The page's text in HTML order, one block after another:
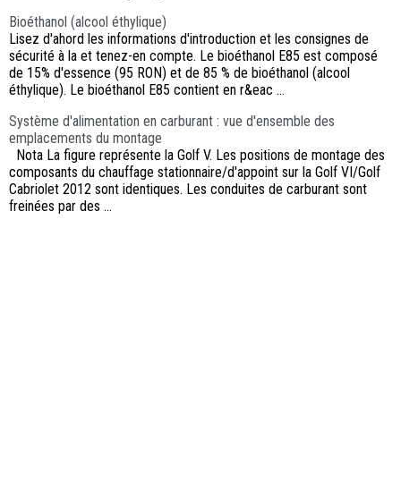
Bioéthanol (alcool éthylique)
Lisez d'ahord les informations d'introduction et les consignes de
sécurité à la et tenez-en compte. Le bioéthanol E85 est composé
de 15% d'essence (95 RON) et de 85 % de bioéthanol (alcool
éthylique). Le bioéthanol E85 contient en r&eac ...
Système d'alimentation en carburant : vue d'ensemble des
emplacements du montage
Nota La figure représente la Golf V. Les positions de montage des
composants du chauffage stationnaire/d'appoint sur la Golf VI/Golf
Cabriolet 2012 sont identiques. Les conduites de carburant sont
freinées par des ...